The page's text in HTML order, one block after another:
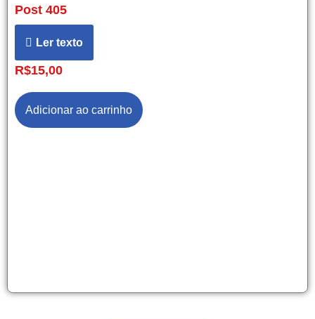
Post 405
Ler texto
R$15,00
Adicionar ao carrinho